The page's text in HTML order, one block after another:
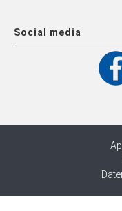
Social media